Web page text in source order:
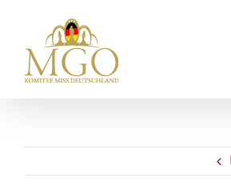
springen